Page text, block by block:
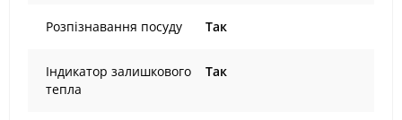
Розпізнавання посуду Так
Індикатор залишкового
тепла
Так